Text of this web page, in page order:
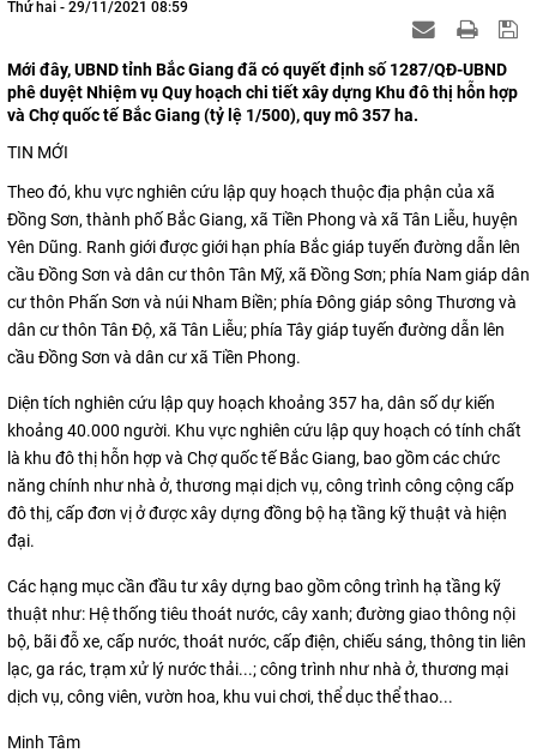
Thứ hai - 29/11/2021 08:59
Mới đây, UBND tỉnh Bắc Giang đã có quyết định số 1287/QĐ-UBND
phê duyệt Nhiệm vụ Quy hoạch chi tiết xây dựng Khu đô thị hỗn hợp
và Chợ quốc tế Bắc Giang (tỷ lệ 1/500), quy mô 357 ha.
TIN MỚI
Theo đó, khu vực nghiên cứu lập quy hoạch thuộc địa phận của xã
Đồng Sơn, thành phố Bắc Giang, xã Tiền Phong và xã Tân Liễu, huyện
Yên Dũng. Ranh giới được giới hạn phía Bắc giáp tuyến đường dẫn lên
cầu Đồng Sơn và dân cư thôn Tân Mỹ, xã Đồng Sơn; phía Nam giáp dân
cư thôn Phấn Sơn và núi Nham Biền; phía Đông giáp sông Thương và
dân cư thôn Tân Độ, xã Tân Liễu; phía Tây giáp tuyến đường dẫn lên
cầu Đồng Sơn và dân cư xã Tiền Phong.
Diện tích nghiên cứu lập quy hoạch khoảng 357 ha, dân số dự kiến
khoảng 40.000 người. Khu vực nghiên cứu lập quy hoạch có tính chất
là khu đô thị hỗn hợp và Chợ quốc tế Bắc Giang, bao gồm các chức
năng chính như nhà ở, thương mại dịch vụ, công trình công cộng cấp
đô thị, cấp đơn vị ở được xây dựng đồng bộ hạ tầng kỹ thuật và hiện
đại.
Các hạng mục cần đầu tư xây dựng bao gồm công trình hạ tầng kỹ
thuật như: Hệ thống tiêu thoát nước, cây xanh; đường giao thông nội
bộ, bãi đỗ xe, cấp nước, thoát nước, cấp điện, chiếu sáng, thông tin liên
lạc, ga rác, trạm xử lý nước thải...; công trình như nhà ở, thương mại
dịch vụ, công viên, vườn hoa, khu vui chơi, thể dục thể thao...
Minh Tâm